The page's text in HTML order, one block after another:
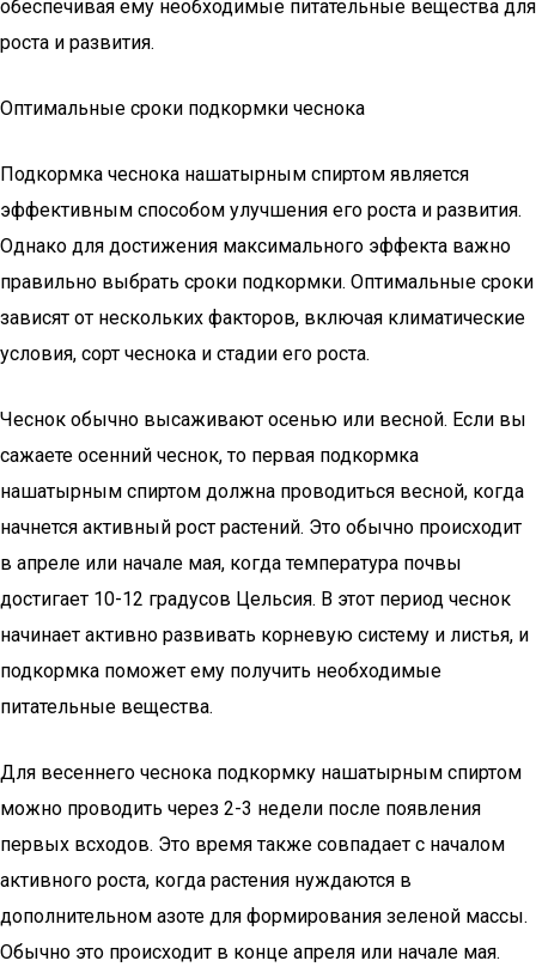
обеспечивая ему необходимые питательные вещества для
роста и развития.
Оптимальные сроки подкормки чеснока
Подкормка чеснока нашатырным спиртом является
эффективным способом улучшения его роста и развития.
Однако для достижения максимального эффекта важно
правильно выбрать сроки подкормки. Оптимальные сроки
зависят от нескольких факторов, включая климатические
условия, сорт чеснока и стадии его роста.
Чеснок обычно высаживают осенью или весной. Если вы
сажаете осенний чеснок, то первая подкормка
нашатырным спиртом должна проводиться весной, когда
начнется активный рост растений. Это обычно происходит
в апреле или начале мая, когда температура почвы
достигает 10-12 градусов Цельсия. В этот период чеснок
начинает активно развивать корневую систему и листья, и
подкормка поможет ему получить необходимые
питательные вещества.
Для весеннего чеснока подкормку нашатырным спиртом
можно проводить через 2-3 недели после появления
первых всходов. Это время также совпадает с началом
активного роста, когда растения нуждаются в
дополнительном азоте для формирования зеленой массы.
Обычно это происходит в конце апреля или начале мая.